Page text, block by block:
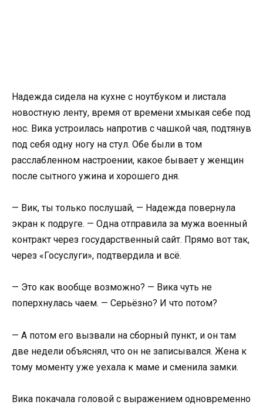
Надежда сидела на кухне с ноутбуком и листала
новостную ленту, время от времени хмыкая себе под
нос. Вика устроилась напротив с чашкой чая, подтянув
под себя одну ногу на стул. Обе были в том
расслабленном настроении, какое бывает у женщин
после сытного ужина и хорошего дня.
— Вик, ты только послушай, — Надежда повернула
экран к подруге. — Одна отправила за мужа военный
контракт через государственный сайт. Прямо вот так,
через «Госуслуги», подтвердила и всё.
— Это как вообще возможно? — Вика чуть не
поперхнулась чаем. — Серьёзно? И что потом?
— А потом его вызвали на сборный пункт, и он там
две недели объяснял, что он не записывался. Жена к
тому моменту уже уехала к маме и сменила замки.
Вика покачала головой с выражением одновременно